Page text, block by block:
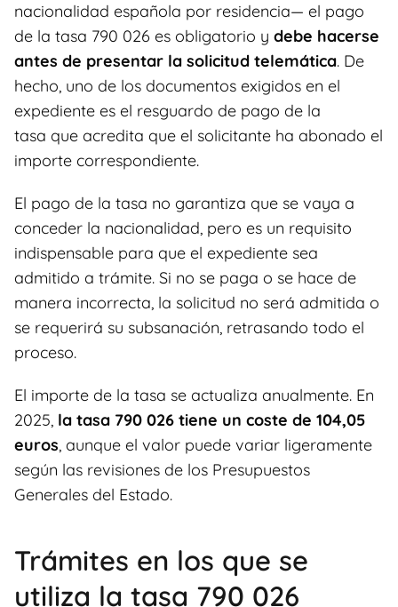
nacionalidad española por residencia— el pago
de la tasa 790 026 es obligatorio y debe hacerse
antes de presentar la solicitud telemática. De
hecho, uno de los documentos exigidos en el
expediente es el resguardo de pago de la
tasa que acredita que el solicitante ha abonado el
importe correspondiente.
El pago de la tasa no garantiza que se vaya a
conceder la nacionalidad, pero es un requisito
indispensable para que el expediente sea
admitido a trámite. Si no se paga o se hace de
manera incorrecta, la solicitud no será admitida o
se requerirá su subsanación, retrasando todo el
proceso.
El importe de la tasa se actualiza anualmente. En
2025, la tasa 790 026 tiene un coste de 104,05
euros, aunque el valor puede variar ligeramente
según las revisiones de los Presupuestos
Generales del Estado.
Trámites en los que se
utiliza la tasa 790 026